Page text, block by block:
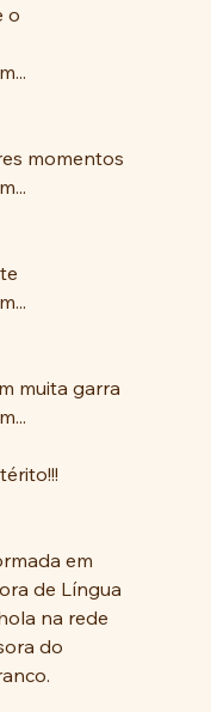
o
momentos
muita garra
em
de Língua
na rede
do